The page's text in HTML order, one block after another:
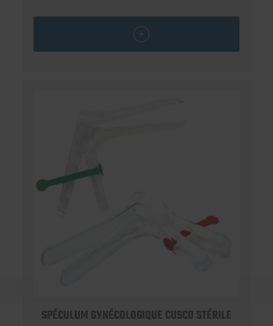
SPÉCULUM GYNÉCOLOGIQUE CUSCO STÉRILE